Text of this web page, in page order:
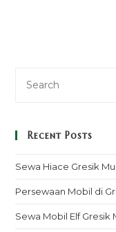
Recent Posts
Sewa Hiace Gresik
Persewaan Mobil di
Sewa Mobil Elf Gresik